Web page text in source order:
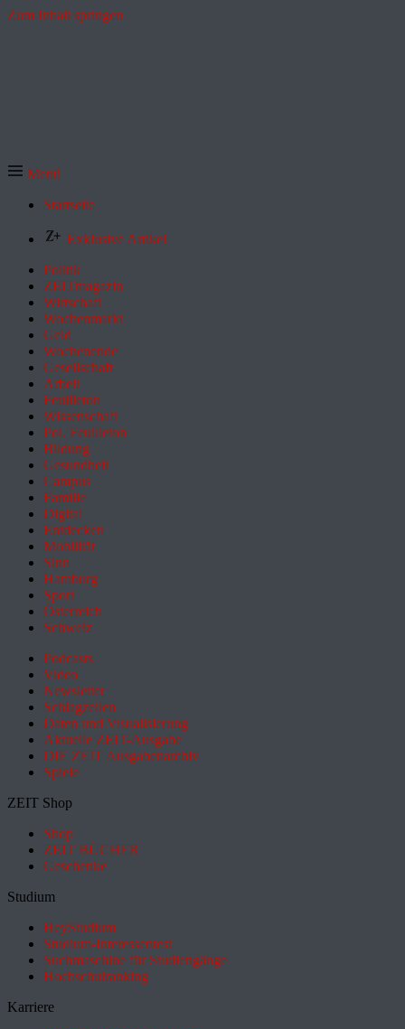
Zum Inhalt springen
Menü
Startseite
Exklusive Artikel
Politik
ZEITmagazin
Wirtschaft
Wochenmarkt
Geld
Wochenende
Gesellschaft
Arbeit
Feuilleton
Wissenschaft
Pol. Feuilleton
Bildung
Gesundheit
Campus
Familie
Digital
Entdecken
Mobilität
Sinn
Hamburg
Sport
Österreich
Schweiz
Podcasts
Video
Newsletter
Schlagzeilen
Daten und Visualisierung
Aktuelle ZEIT-Ausgabe
DIE ZEIT Ausgabenarchiv
Spiele
ZEIT Shop
Shop
ZEIT BÜCHER
Geschenke
Studium
HeyStudium
Studium-Interessentest
Suchmaschine für Studiengänge
Hochschulranking
Karriere